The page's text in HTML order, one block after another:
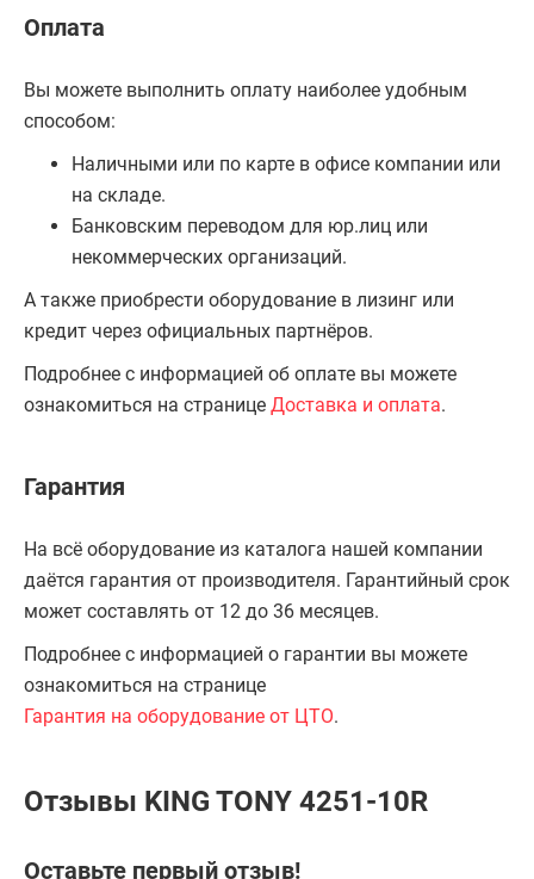
Оплата
Вы можете выполнить оплату наиболее удобным
способом:
Наличными или по карте в офисе компании или
на складе.
Банковским переводом для юр.лиц или
некоммерческих организаций.
А также приобрести оборудование в лизинг или
кредит через официальных партнёров.
Подробнее с информацией об оплате вы можете
ознакомиться на странице Доставка и оплата.
Гарантия
На всё оборудование из каталога нашей компании
даётся гарантия от производителя. Гарантийный срок
может составлять от 12 до 36 месяцев.
Подробнее с информацией о гарантии вы можете
ознакомиться на странице
Гарантия на оборудование от ЦТО.
Отзывы KING TONY 4251-10R
Оставьте первый отзыв!